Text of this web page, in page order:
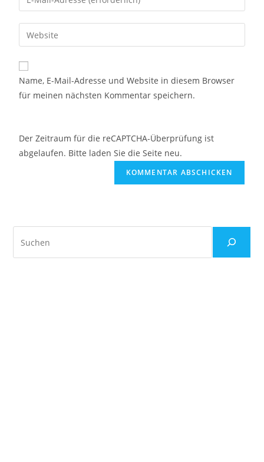
Name, E-Mail-Adresse und Website in diesem Browser
für meinen nächsten Kommentar speichern.
Der Zeitraum für die reCAPTCHA-Überprüfung ist
abgelaufen. Bitte laden Sie die Seite neu.